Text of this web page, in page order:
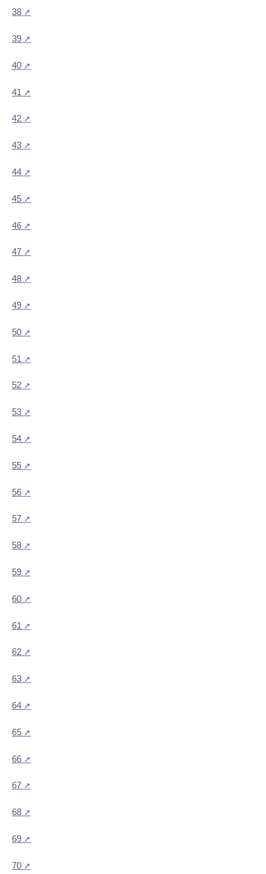
38
39
40
41
42
43
44
45
46
47
48
49
50
51
52
53
54
55
56
57
58
59
60
61
62
63
64
65
66
67
68
69
70